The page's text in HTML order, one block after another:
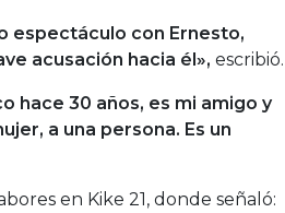
espectáculo con Ernesto,
acusación hacia él», escribió.
hace 30 años, es mi amigo y
a una persona. Es un
en Kike 21, donde señaló: